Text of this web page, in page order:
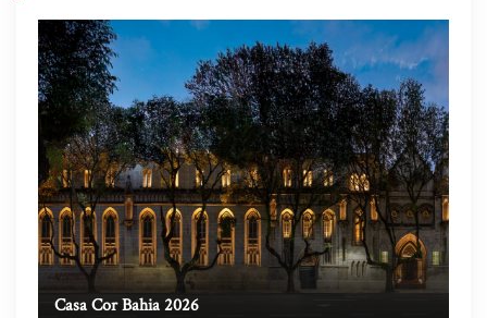
Casa Cor Bahia 2026